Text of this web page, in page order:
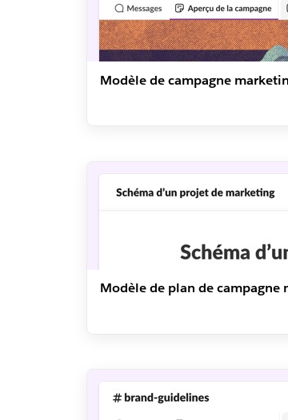
Modèle de campagne
Modèle de plan de campagne